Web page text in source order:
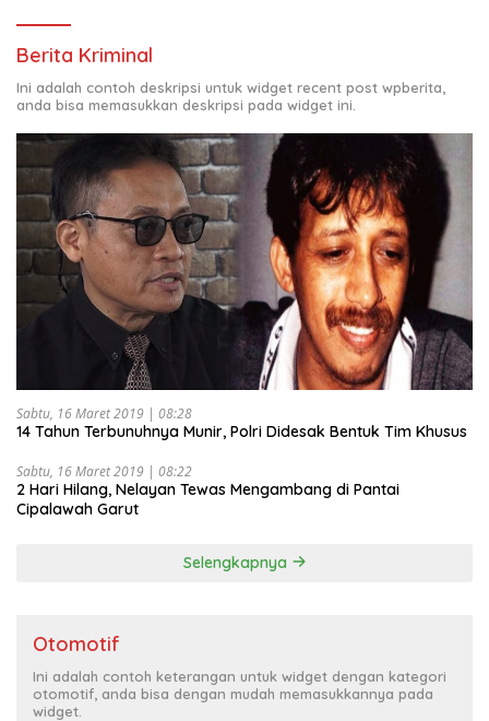
Berita Kriminal
Ini adalah contoh deskripsi untuk widget recent post wpberita,
anda bisa memasukkan deskripsi pada widget ini.
Sabtu, 16 Maret 2019 | 08:28
14 Tahun Terbunuhnya Munir, Polri Didesak Bentuk Tim Khusus
Sabtu, 16 Maret 2019 | 08:22
2 Hari Hilang, Nelayan Tewas Mengambang di Pantai
Cipalawah Garut
Selengkapnya
Otomotif
Ini adalah contoh keterangan untuk widget dengan kategori
otomotif, anda bisa dengan mudah memasukkannya pada
widget.